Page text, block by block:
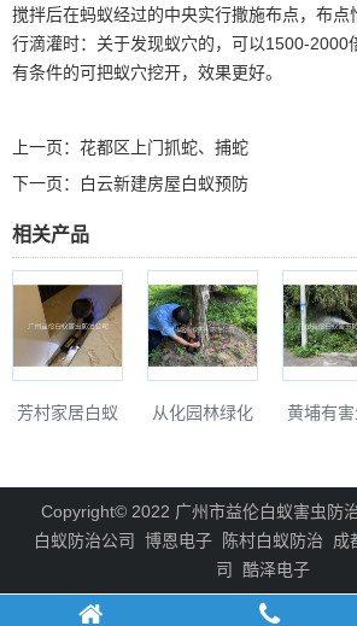
搅拌后在蚂蚁经过的中央实行撒施布点，布点
行滴灌时：关于发现蚁穴的，可以1500-2000
有条件的可把蚁穴挖开，效果更好。
上一页： 花都区上门抓蛇、捕蛇
下一页：
白云新建房屋白蚁预防
相关产品
芳村家居白蚁 从化园林绿化 黄埔有
Copyright© 2022 广州市益伦白蚁害虫防
白蚁防治公司
博恩电子 陈村白蚁防治 成
司
酷泽电子